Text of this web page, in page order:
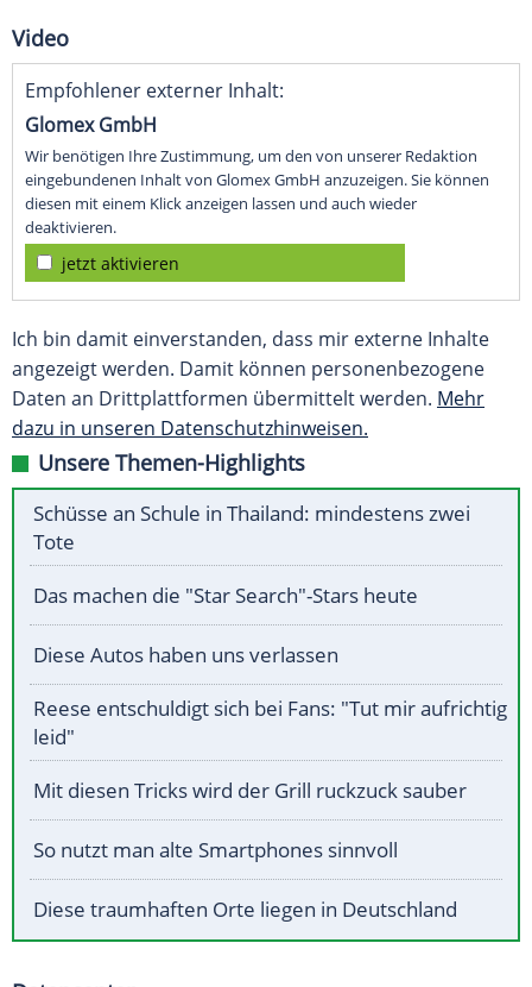
Video
Empfohlener externer Inhalt:
Glomex GmbH
Wir benötigen Ihre Zustimmung, um den von unserer Redaktion
eingebundenen Inhalt von Glomex GmbH anzuzeigen. Sie können
diesen mit einem Klick anzeigen lassen und auch wieder
deaktivieren.
jetzt aktivieren
Ich bin damit einverstanden, dass mir externe Inhalte
angezeigt werden. Damit können personenbezogene
Daten an Drittplattformen übermittelt werden. Mehr
dazu in unseren Datenschutzhinweisen.
Unsere Themen-Highlights
Schüsse an Schule in Thailand: mindestens zwei
Tote
Das machen die "Star Search"-Stars heute
Diese Autos haben uns verlassen
Reese entschuldigt sich bei Fans: "Tut mir aufrichtig
leid"
Mit diesen Tricks wird der Grill ruckzuck sauber
So nutzt man alte Smartphones sinnvoll
Diese traumhaften Orte liegen in Deutschland